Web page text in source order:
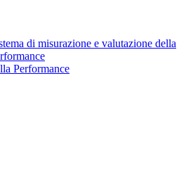
di misurazione e valutazione della
Performance